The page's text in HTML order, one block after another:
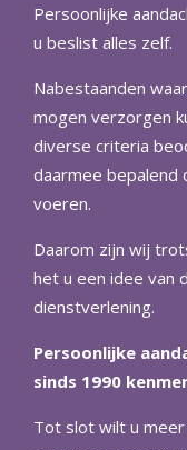
Persoonlijke
u beslist alles zelf.
Nabestaanden
mogen verzorgen
diverse criteria
daarmee bepalend
voeren.
Daarom zijn wij
het u een idee van
dienstverlening.
Persoonlijke
sinds 1990
Tot slot wilt u